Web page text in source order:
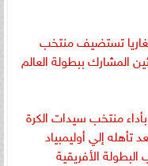
تستضيف منتخب
المشارك ببطولة العالم
منتخب سيدات الكرة
تأهله إلي أوليمبياد
الأفريقية